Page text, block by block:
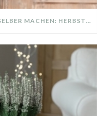
KRANZ AUS WILDEN KARDE SELBER MACHEN: HERBSTDEKO GANZ EINFACH